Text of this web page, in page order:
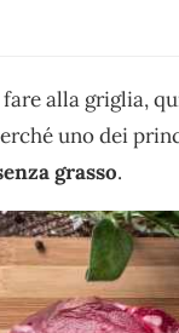
alla griglia,
uno dei
grasso.